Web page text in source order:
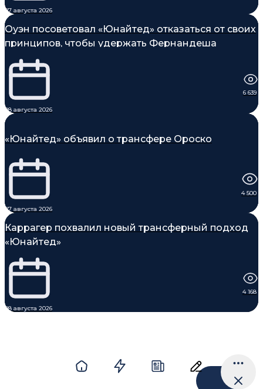
07 августа 2026
Оуэн посоветовал «Юнайтед» отказаться от своих
принципов, чтобы удержать Фернандеша
08 августа 2026
6 639
«Юнайтед» объявил о трансфере Ороско
07 августа 2026
4 500
Каррагер похвалил новый трансферный подход
«Юнайтед»
08 августа 2026
4 168